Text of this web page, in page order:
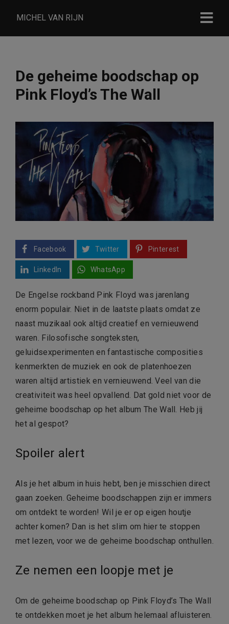
MICHEL VAN RIJN
De geheime boodschap op
Pink Floyd’s The Wall
Facebook Twitter Pinterest
LinkedIn WhatsApp
De Engelse rockband Pink Floyd was jarenlang
enorm populair. Niet in de laatste plaats omdat ze
naast muzikaal ook altijd creatief en vernieuwend
waren. Filosofische songteksten,
geluidsexperimenten en fantastische composities
kenmerkten de muziek en ook de platenhoezen
waren altijd artistiek en vernieuwend. Veel van die
creativiteit was heel opvallend. Dat gold niet voor de
geheime boodschap op het album The Wall. Heb jij
het al gespot?
Spoiler alert
Als je het album in huis hebt, ben je misschien direct
gaan zoeken. Geheime boodschappen zijn er immers
om ontdekt te worden! Wil je er op eigen houtje
achter komen? Dan is het slim om hier te stoppen
met lezen, voor we de geheime boodschap onthullen.
Ze nemen een loopje met je
Om de geheime boodschap op Pink Floyd’s The Wall
te ontdekken moet je het album helemaal afluisteren.